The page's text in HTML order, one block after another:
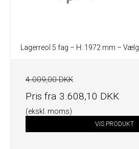
Lagerreol 5 fag – H: 1972 mm –
4.009,00 DKK
Pris fra 3.608,10 DKK
(ekskl. moms)
VIS PRODUKT